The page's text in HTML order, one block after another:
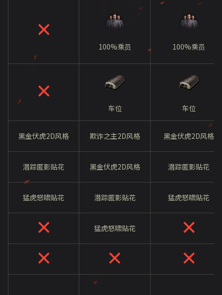
100%乘员 100%乘员
车位 车位
黑金伏虎2D风格 欺诈之主2D风格 黑金伏虎2D风格
潜踪匿影贴花 黑金伏虎2D风格 潜踪匿影贴花
猛虎怒啸贴花 潜踪匿影贴花 猛虎怒啸贴花
猛虎怒啸贴花